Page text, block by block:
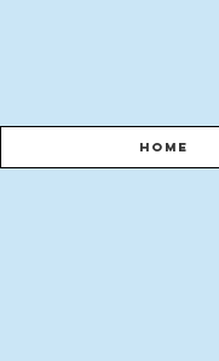
Home